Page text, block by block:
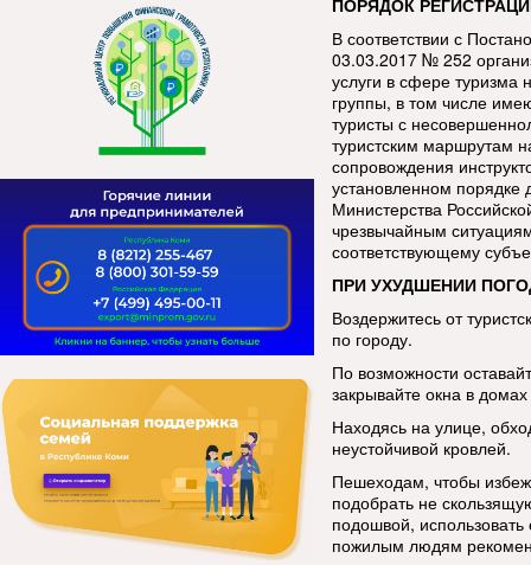
ПОРЯДОК
В соответствии с
03.03.2017 № 252
услуги в сфере туризма
группы, в том числе
туристы с
туристским маршрутам
сопровождения
установленном
Министерства
чрезвычайным
соответствующему
ПРИ УХУДШЕНИИ
Воздержитесь от
по городу.
По возможности
закрывайте окна в
Находясь на улице,
неустойчивой кровлей.
Пешеходам, чтобы
подобрать не
подошвой,
пожилым людям